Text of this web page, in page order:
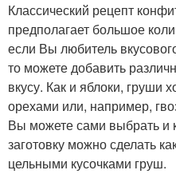
Классический рецепт
предполагает большое
если Вы любитель
то можете добавить
вкусу. Как и яблоки, груши
орехами или, например,
Вы можете сами выбрать и
заготовку можно сделать
цельными кусочками груш.